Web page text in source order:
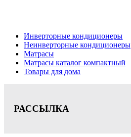
Инверторные кондиционеры
Неинверторные кондиционеры
Матрасы
Матрасы каталог компактный
Товары для дома
РАССЫЛКА